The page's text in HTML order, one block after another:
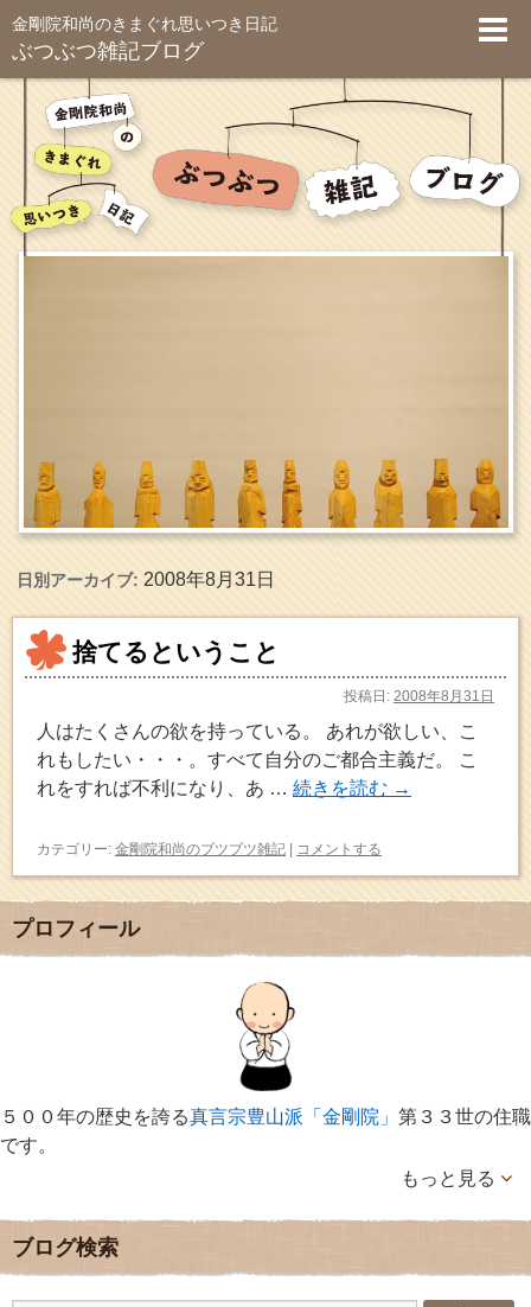
金剛院和尚のきまぐれ思いつき日記
ぶつぶつ雑記ブログ
日別アーカイブ:2008年8月31日
捨てるということ
投稿日: 2008年8月31日
人はたくさんの欲を持っている。 あれが欲しい、こ
れもしたい・・・。すべて自分のご都合主義だ。 こ
れをすれば不利になり、あ … 続きを読む →
カテゴリー: 金剛院和尚のブツブツ雑記 | コメントする
プロフィール
５００年の歴史を誇る真言宗豊山派「金剛院」 第３３世の住職
です。
もっと見る
ブログ検索